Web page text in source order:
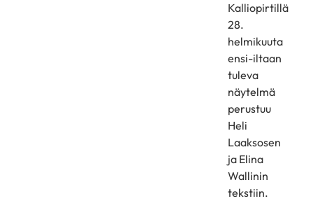
Kalliopirtillä
28.
helmikuuta
ensi-iltaan
tuleva
näytelmä
perustuu
Heli
Laaksosen
ja Elina
Wallinin
tekstiin.